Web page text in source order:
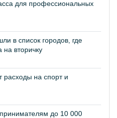
для профессиональных
в список городов, где
на вторичку
расходы на спорт и
до 10 000